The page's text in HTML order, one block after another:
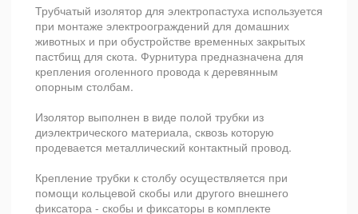
Трубчатый изолятор для электропастуха используется
при монтаже электроограждений для домашних
животных и при обустройстве временных закрытых
пастбищ для скота. Фурнитура предназначена для
крепления оголенного провода к деревянным
опорным столбам.
Изолятор выполнен в виде полой трубки из
диэлектрического материала, сквозь которую
продевается металлический контактный провод.
Крепление трубки к столбу осуществляется при
помощи кольцевой скобы или другого внешнего
фиксатора - скобы и фиксаторы в комплекте